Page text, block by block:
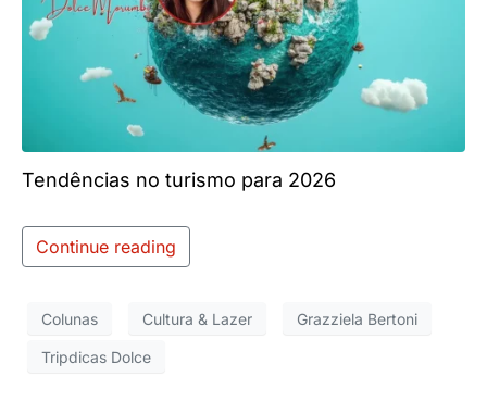
Tendências no turismo para 2026
Continue reading
Colunas Cultura & Lazer Grazziela Bertoni
Tripdicas Dolce